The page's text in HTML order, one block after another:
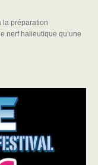
la préparation
nerf halieutique qu’une